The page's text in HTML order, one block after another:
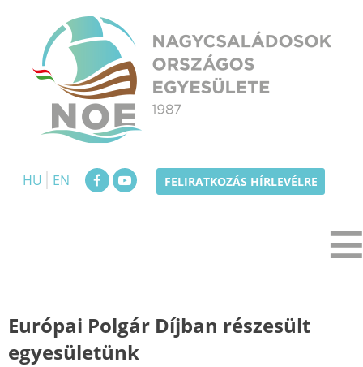
content
HU
EN FELIRATKOZÁS HÍRLEVÉLRE
Európai Polgár Díjban részesült
egyesületünk